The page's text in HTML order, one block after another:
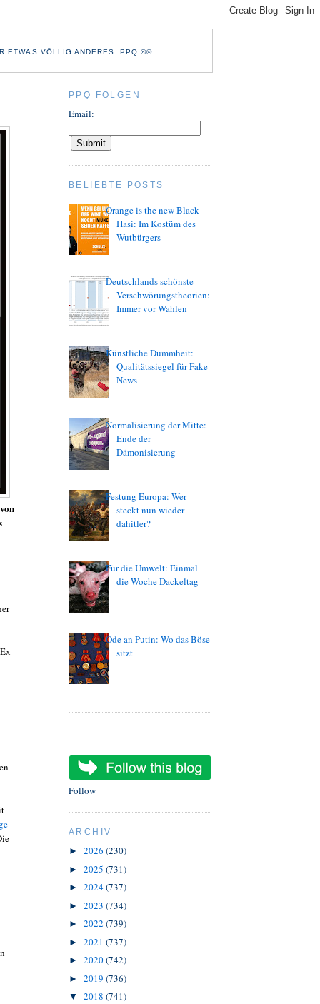
ETWAS VÖLLIG ANDERES. PPQ ®©
PPQ FOLGEN
Email:
BELIEBTE POSTS
Orange is the new Black
Hasi: Im Kostüm des
Wutbürgers
Deutschlands schönste
Verschwörungstheorien:
Immer vor Wahlen
Künstliche Dummheit:
Qualitätssiegel für Fake
News
Normalisierung der Mitte:
Ende der
Dämonisierung
Festung Europa: Wer
steckt nun wieder
dahitler?
Für die Umwelt: Einmal
die Woche Dackeltag
Ode an Putin: Wo das Böse
sitzt
Follow
ARCHIV
► 2026 (230)
► 2025 (731)
► 2024(737)
► 2023 (734)
► 2022 (739)
► 2021 (737)
► 2020(742)
► 2019 (736)
▼ 2018 (741)